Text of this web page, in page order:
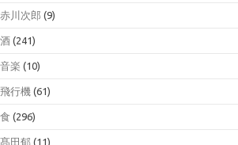
赤川次郎 (9)
酒 (241)
音楽 (10)
飛行機 (61)
食 (296)
髙田郁 (11)